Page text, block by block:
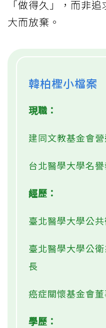
「做得久」，而非
大而放棄。
韓柏檉小檔案
現職：
建同文教基金會
台北醫學大學名
經歷：
臺北醫學大學公
臺北醫學大學公
長
癌症關懷基金會董
學歷：